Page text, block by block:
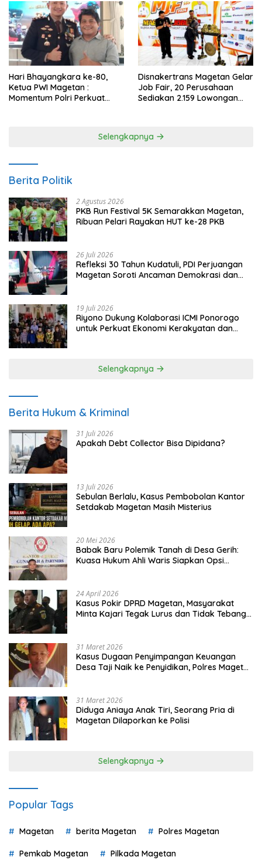
Hari Bhayangkara ke-80,
Ketua PWI Magetan :
Momentum Polri Perkuat
Disnakertrans Magetan Gelar
Job Fair, 20 Perusahaan
Sediakan 2.159 Lowongan
Selengkapnya
Berita Politik
2 Agustus 2026
PKB Run Festival 5K Semarakkan Magetan,
Ribuan Pelari Rayakan HUT ke-28 PKB
26 Juli 2026
Refleksi 30 Tahun Kudatuli, PDI Perjuangan
Magetan Soroti Ancaman Demokrasi dan
19 Juli 2026
Riyono Dukung Kolaborasi ICMI Ponorogo
untuk Perkuat Ekonomi Kerakyatan dan
Selengkapnya
Berita Hukum & Kriminal
31 Juli 2026
Apakah Debt Collector Bisa Dipidana?
13 Juli 2026
Sebulan Berlalu, Kasus Pembobolan Kantor
Setdakab Magetan Masih Misterius
20 Mei 2026
Babak Baru Polemik Tanah di Desa Gerih:
Kuasa Hukum Ahli Waris Siapkan Opsi
24 April 2026
Kasus Pokir DPRD Magetan, Masyarakat
Minta Kajari Tegak Lurus dan Tidak Tebang
31 Maret 2026
Kasus Dugaan Penyimpangan Keuangan
Desa Taji Naik ke Penyidikan, Polres Magetan
31 Maret 2026
Diduga Aniaya Anak Tiri, Seorang Pria di
Magetan Dilaporkan ke Polisi
Selengkapnya
Popular Tags
Magetan berita Magetan Polres Magetan
Pemkab Magetan Pilkada Magetan